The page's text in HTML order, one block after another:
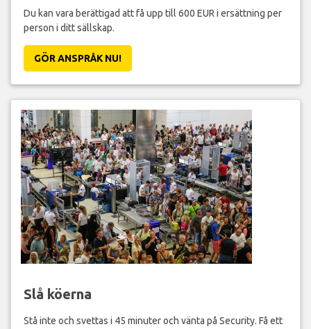
Du kan vara berättigad att få upp till 600 EUR i ersättning per
person i ditt sällskap.
GÖR ANSPRÅK NU!
Slå köerna
Stå inte och svettas i 45 minuter och vänta på Security. Få ett